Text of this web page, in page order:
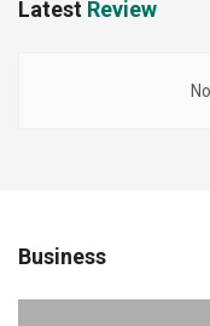
Latest Review
Business